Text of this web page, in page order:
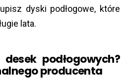
dyski podłogowe, które
lata.
podłogowych?
producenta